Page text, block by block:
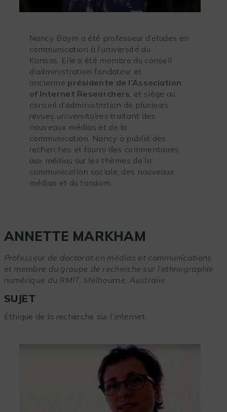
Nancy Baym a été professeur d’études en
communication à l’université du
Kansas. Elle a été membre du conseil
d’administration fondateur et
ancienne présidente de l’Association
of Internet Researchers, et siège au
conseil d’administration de plusieurs
revues universitaires traitant des
nouveaux médias et de la
communication. Nancy a publié des
recherches et fourni des commentaires
aux médias sur les thèmes de la
communication sociale, des nouveaux
médias et du fandom.
ANNETTE MARKHAM
Professeur de doctorat en médias et communications
et membre du groupe de recherche sur l’ethnographie
numérique du RMIT, Melbourne, Australie
SUJET
Éthique de la recherche sur l’internet.